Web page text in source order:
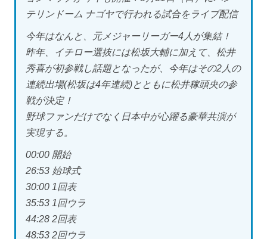
テリンドーム ナゴヤで行われる試合をライブ配信
今年はなんと、元メジャーリーガー4人が集結！
昨年、イチロー選抜には松坂大輔に加えて、松井
秀喜が初参戦し話題となったが、今年はその2人の
連続出場(松坂は4年連続)とともに松井稼頭央の参
戦が決定！
野球ファンだけでなく日本中が心躍る豪華共演が
実現する。
00:00 開始
26:53 始球式
30:00 1回表
35:53 1回ウラ
44:28 2回表
48:53 2回ウラ